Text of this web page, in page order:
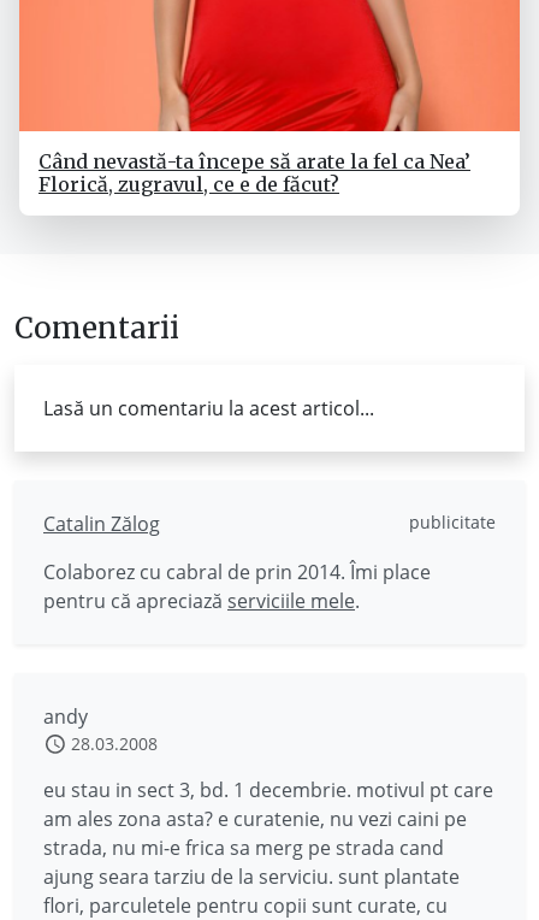
Când nevastă-ta începe să arate la fel ca Nea’
Florică, zugravul, ce e de făcut?
Comentarii
Lasă un comentariu la acest articol...
Catalin Zălog publicitate
Colaborez cu cabral de prin 2014. Îmi place
pentru că apreciază serviciile mele.
andy
28.03.2008
eu stau in sect 3, bd. 1 decembrie. motivul pt care
am ales zona asta? e curatenie, nu vezi caini pe
strada, nu mi-e frica sa merg pe strada cand
ajung seara tarziu de la serviciu. sunt plantate
flori, parculetele pentru copii sunt curate, cu